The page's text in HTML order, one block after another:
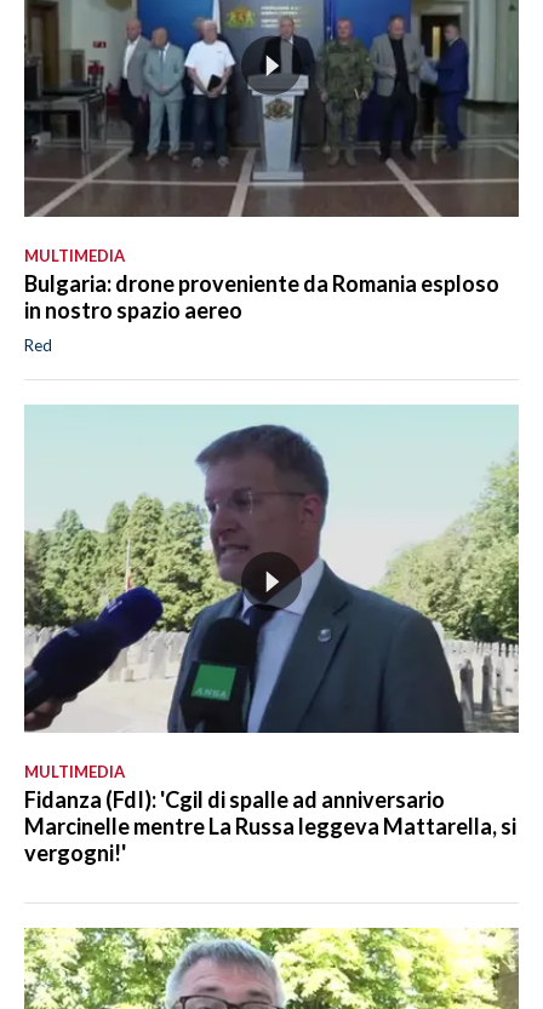
MULTIMEDIA
Bulgaria: drone proveniente da Romania esploso
in nostro spazio aereo
Red
MULTIMEDIA
Fidanza (FdI): 'Cgil di spalle ad anniversario
Marcinelle mentre La Russa leggeva Mattarella, si
vergogni!'